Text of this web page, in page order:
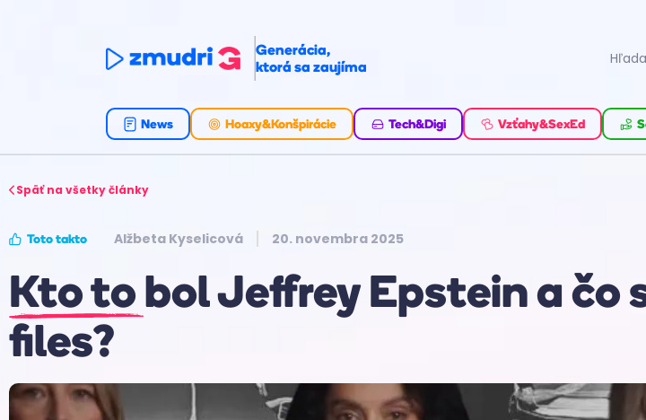
Generácia,
ktorá sa zaujíma
News Hoaxy&Konšpirácie Tech&Digi Vzťahy&SexEd
Späť na všetky články
Toto takto Alžbeta Kyselicová 20. novembra 2025
Kto to bol Jeffrey Epstein a čo
files?